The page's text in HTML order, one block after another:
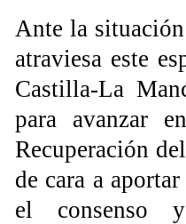
Ante la
atraviesa este
Castilla-La
para avanzar
Recuperación
de cara a
el consenso